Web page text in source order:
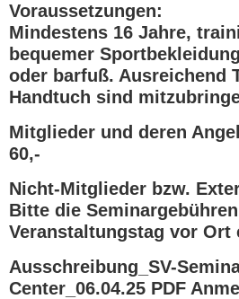
Voraussetzungen:
Mindestens 16 Jahre,
bequemer
oder barfuß. Ausreichend
Handtuch sind
Mitglieder und deren
60,-
Nicht-Mitglieder bzw.
Bitte die
Veranstaltungstag vor Ort
Ausschreibung_SV-
Center_06.04.25 PDF